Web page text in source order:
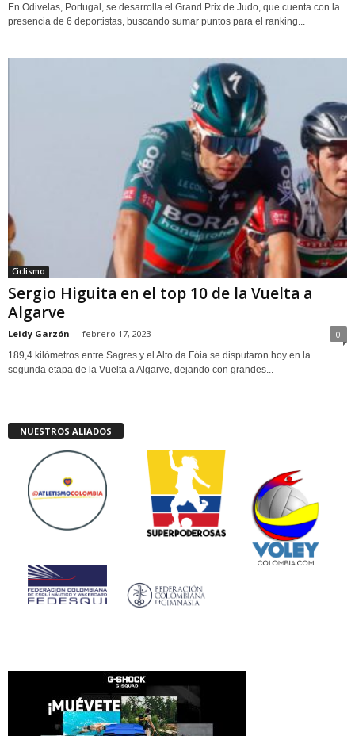
En Odivelas, Portugal, se desarrolla el Grand Prix de Judo, que cuenta con la
presencia de 6 deportistas, buscando sumar puntos para el ranking...
Ciclismo
Sergio Higuita en el top 10 de la Vuelta a
Algarve
Leidy Garzón - febrero 17, 2023 0
189,4 kilómetros entre Sagres y el Alto da Fóia se disputaron hoy en la
segunda etapa de la Vuelta a Algarve, dejando con grandes...
NUESTROS ALIADOS